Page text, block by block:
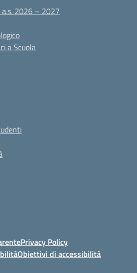
a.s. 2026 – 2027
a Scuola
Privacy Policy
Obiettivi di accessibilità